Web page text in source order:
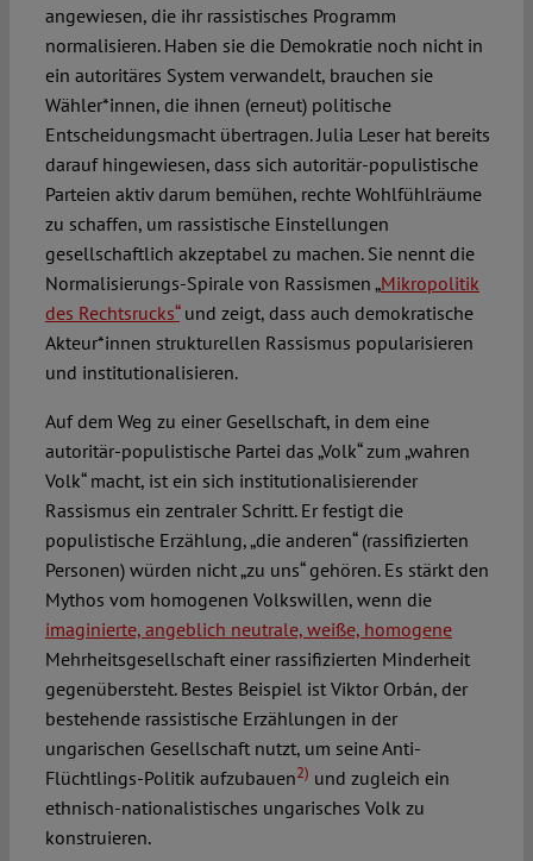
angewiesen, die ihr rassistisches Programm
normalisieren. Haben sie die Demokratie noch nicht in
ein autoritäres System verwandelt, brauchen sie
Wähler*innen, die ihnen (erneut) politische
Entscheidungsmacht übertragen. Julia Leser hat bereits
darauf hingewiesen, dass sich autoritär-populistische
Parteien aktiv darum bemühen, rechte Wohlfühlräume
zu schaffen, um rassistische Einstellungen
gesellschaftlich akzeptabel zu machen. Sie nennt die
Normalisierungs-Spirale von Rassismen „Mikropolitik
des Rechtsrucks“und zeigt, dass auch demokratische
Akteur*innen strukturellen Rassismus popularisieren
und institutionalisieren.
Auf dem Weg zu einer Gesellschaft, in dem eine
autoritär-populistische Partei das „Volk“ zum „wahren
Volk“ macht, ist ein sich institutionalisierender
Rassismus ein zentraler Schritt. Er festigt die
populistische Erzählung, „die anderen“ (rassifizierten
Personen) würden nicht „zu uns“ gehören. Es stärkt den
Mythos vom homogenen Volkswillen, wenn die
imaginierte, angeblich neutrale, weiße, homogene
Mehrheitsgesellschaft einer rassifizierten Minderheit
gegenübersteht. Bestes Beispiel ist Viktor Orbán, der
bestehende rassistische Erzählungen in der
ungarischen Gesellschaft nutzt, um seine Anti-
Flüchtlings-Politik aufzubauen2) und zugleich ein
ethnisch-nationalistisches ungarisches Volk zu
konstruieren.